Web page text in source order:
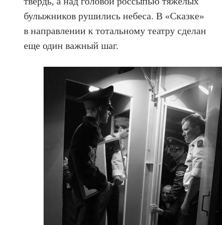
булыжников рушились небеса. В «Сказке»
в направлении к тотальному театру сделан
еще один важный шаг.